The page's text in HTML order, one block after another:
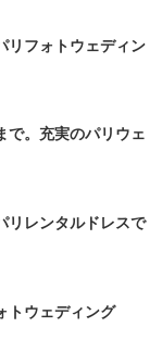
リフォトウェディン
で。充実のパリウェ
リレンタルドレスで
トウェディング